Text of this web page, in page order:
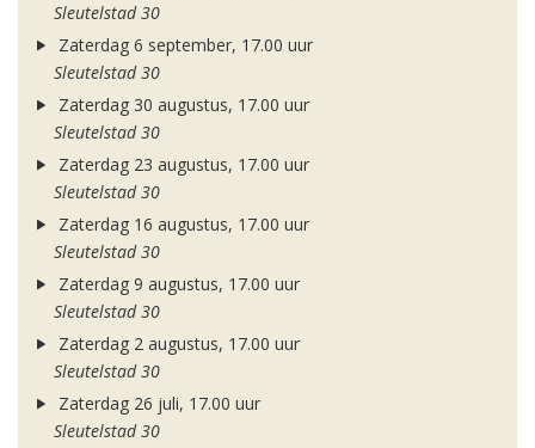
Sleutelstad 30
Zaterdag 6 september, 17.00 uur
Sleutelstad 30
Zaterdag 30 augustus, 17.00 uur
Sleutelstad 30
Zaterdag 23 augustus, 17.00 uur
Sleutelstad 30
Zaterdag 16 augustus, 17.00 uur
Sleutelstad 30
Zaterdag 9 augustus, 17.00 uur
Sleutelstad 30
Zaterdag 2 augustus, 17.00 uur
Sleutelstad 30
Zaterdag 26 juli, 17.00 uur
Sleutelstad 30